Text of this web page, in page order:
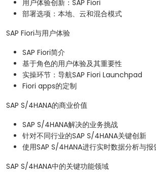
用户体验创新：SAP Fiori
部署选项：本地、云和混合模式
SAP Fiori与用户体验
SAP Fiori简介
基于角色的用户体验及其重要性
实操环节：导航SAP Fiori Launchpad
Fiori apps的定制
SAP S/4HANA的商业价值
SAP S/4HANA解决的业务挑战
针对不同行业的SAP S/4HANA关键创新
使用SAP S/4HANA进行实时数据分析与报
SAP S/4HANA中的关键功能领域